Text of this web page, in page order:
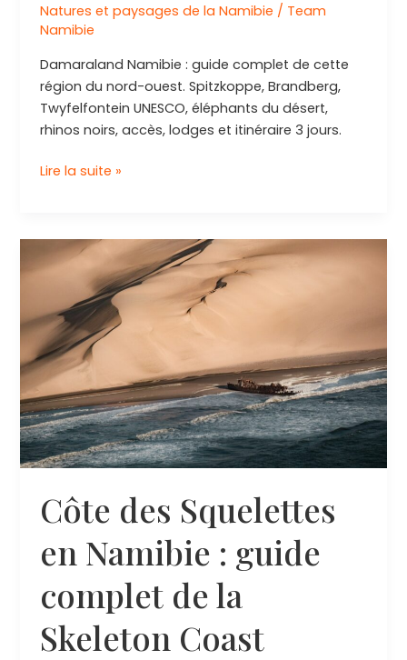
Natures et paysages de la Namibie / Team
Namibie
Damaraland Namibie : guide complet de cette
région du nord-ouest. Spitzkoppe, Brandberg,
Twyfelfontein UNESCO, éléphants du désert,
rhinos noirs, accès, lodges et itinéraire 3 jours.
Damaraland
:
guide
d’exploration
cette
région
unique
Lire la suite »
Côte des Squelettes
en Namibie : guide
complet de la
Skeleton Coast